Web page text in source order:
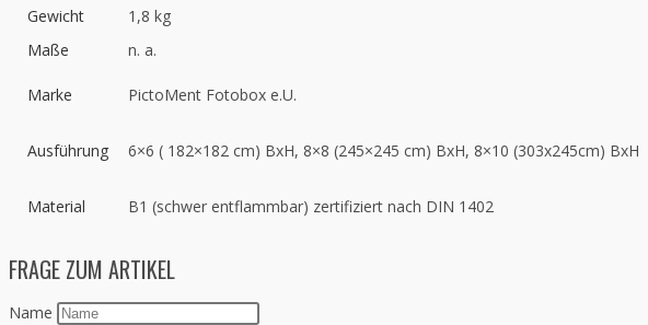
Gewicht
1,8 kg
Maße
n. a.
Marke PictoMent Fotobox e.U.
Ausführung 6×6 ( 182×182 cm) BxH, 8×8 (245×245 cm) BxH, 8×10 (303x245cm) BxH
Material B1 (schwer entflammbar) zertifiziert nach DIN 1402
FRAGE ZUM ARTIKEL
Name